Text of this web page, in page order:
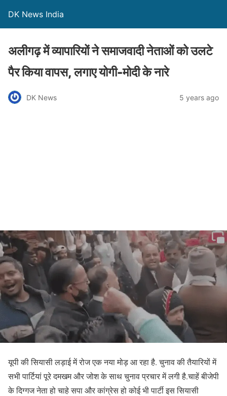
DK News India
अलीगढ़ में व्यापारियों ने समाजवादी नेताओं को उलटे
पैर किया वापस, लगाए योगी-मोदी के नारे
DK News 5 years ago
यूपी की सियासी लड़ाई में रोज एक नया मोड़ आ रहा है. चुनाव की तैयारियों में
सभी पार्टियां पूरे दमखम और जोश के साथ चुनाव प्रचार में लगी है.चाहें बीजेपी
के दिग्गज नेता हो चाहे सपा और कांग्रेस हो कोई भी पार्टी इस सियासी